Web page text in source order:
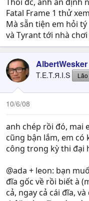
Fatal Frame 1 thử
Mà sẵn tiện em hỏi
và Tyrant tới nhà chơi
AlbertWesker
T.E.T.Я.I.S
10/6/08
anh chép rồi đó, mai
cũng bận lắm, em có
công trong kỳ thi đại
@ada + leon: bạn
đĩa gốc về rồi biết à
cả, ngay cả cái đĩa,